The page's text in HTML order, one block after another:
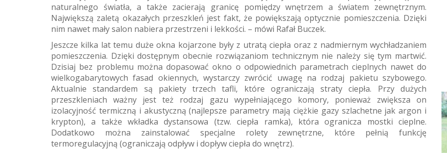
naturalnego światła, a także zacierają granicę pomiędzy wnętrzem a światem zewnętrznym.
Największą zaletą okazałych przeszkleń jest fakt, że powiększają optycznie pomieszczenia. Dzięki
nim nawet mały salon nabiera przestrzeni i lekkości. – mówi Rafał Buczek.
Jeszcze kilka lat temu duże okna kojarzone były z utratą ciepła oraz z nadmiernym wychładzaniem
pomieszczenia. Dzięki dostępnym obecnie rozwiązaniom technicznym nie należy się tym martwić.
Dzisiaj bez problemu można dopasować okno o odpowiednich parametrach cieplnych nawet do
wielkogabarytowych fasad okiennych, wystarczy zwrócić uwagę na rodzaj pakietu szybowego.
Aktualnie standardem są pakiety trzech tafli, które ograniczają straty ciepła. Przy dużych
przeszkleniach ważny jest też rodzaj gazu wypełniającego komory, ponieważ zwiększa on
izolacyjność termiczną i akustyczną (najlepsze parametry mają ciężkie gazy szlachetne jak argon i
krypton), a także wkładka dystansowa (tzw. ciepła ramka), która ogranicza mostki cieplne.
Dodatkowo można zainstalować specjalne rolety zewnętrzne, które pełnią funkcję
termoregulacyjną (ograniczają odpływ i dopływ ciepła do wnętrz).